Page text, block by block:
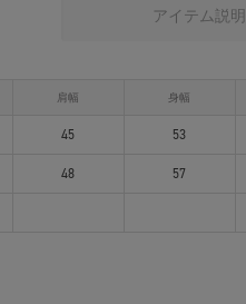
アイテム説明
肩幅 身幅
45 53
48 57